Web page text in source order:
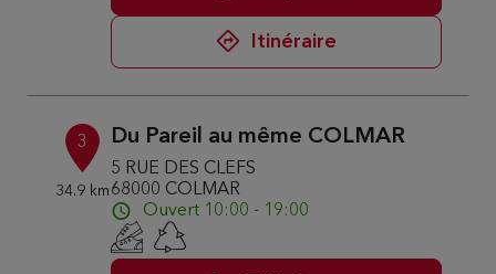
Itinéraire
3
34.9 km
Du Pareil au même COLMAR
5 RUE DES CLEFS
68000 COLMAR
Ouvert 10:00 - 19:00